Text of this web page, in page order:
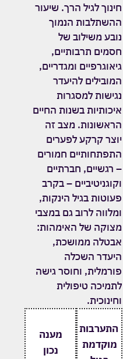
חינוך לגיל הרך.שיעור
ההשתלבות הנמוך
נובע משילוב של
חסמים תרבותיים,
גיאוגרפיים ומגדריים,
המובילים להיעדר
נגישות למסגרות
איכותיות בשנות החיים
הראשונות.מצב זה
יוצר קרקע לפערים
התפתחותיים חמורים
– רגשיים, חברתיים
וקוגניטיביים – בקרב
פעוטות בגיל הינקות,
ומלווה לרוב גם במצבי
מצוקה של האימהות:
אבטלה ממושכת,
היעדר השכלה
פורמלית, וחוסר גישה
לתמיכה טיפולית
וחינוכית.
התערבות
מוקדמת
מענה
נכון